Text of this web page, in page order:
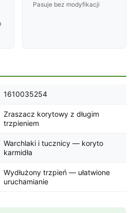
Pasuje bez modyfikacji
1610035254
Zraszacz korytowy z długim
trzpieniem
Warchlaki i tucznicy — koryto
karmidła
Wydłużony trzpień — ułatwione
uruchamianie